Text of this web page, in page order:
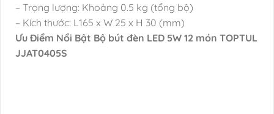
– Trọng lượng: Khoảng 0.5 kg (tổng bộ)
– Kích thước: L165 x W 25 x H 30 (mm)
Ưu Điểm Nổi Bật Bộ bút đèn LED 5W 12 món TOPTUL
JJAT0405S